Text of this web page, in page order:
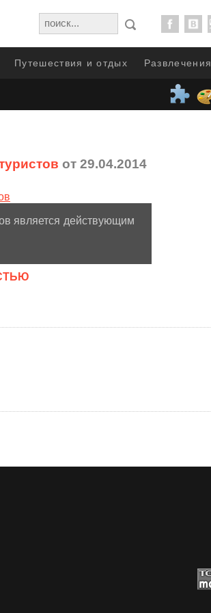
Путешествия и отдых Развлечения
от 29.04.2014
является действующим